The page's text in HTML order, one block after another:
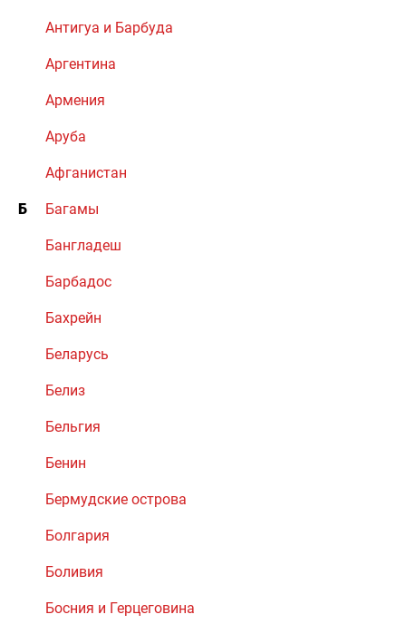
Антигуа и Барбуда
Аргентина
Армения
Аруба
Афганистан
Б Багамы
Бангладеш
Барбадос
Бахрейн
Беларусь
Белиз
Бельгия
Бенин
Бермудские острова
Болгария
Боливия
Босния и Герцеговина